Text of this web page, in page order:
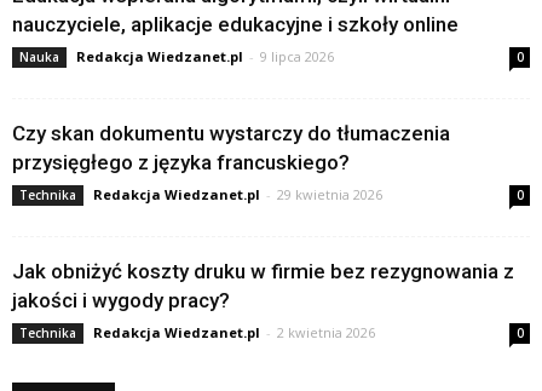
nauczyciele, aplikacje edukacyjne i szkoły online
Nauka Redakcja Wiedzanet.pl - 9 lipca 2026 0
Czy skan dokumentu wystarczy do tłumaczenia
przysięgłego z języka francuskiego?
Technika Redakcja Wiedzanet.pl - 29 kwietnia 2026 0
Jak obniżyć koszty druku w firmie bez rezygnowania z
jakości i wygody pracy?
Technika Redakcja Wiedzanet.pl - 2 kwietnia 2026 0